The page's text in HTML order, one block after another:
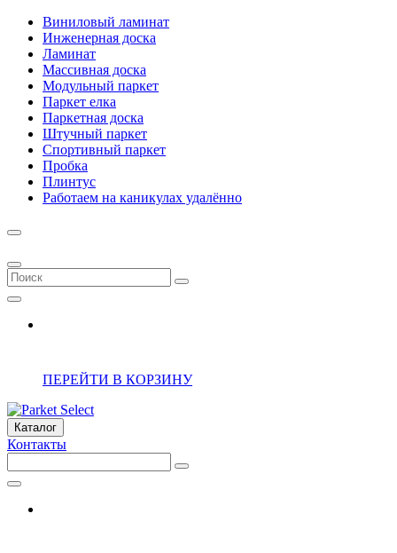
Виниловый ламинат
Инженерная доска
Ламинат
Массивная доска
Модульный паркет
Паркет елка
Паркетная доска
Штучный паркет
Спортивный паркет
Пробка
Плинтус
Работаем на каникулах удалённо
ПЕРЕЙТИ В КОРЗИНУ
Каталог
Контакты